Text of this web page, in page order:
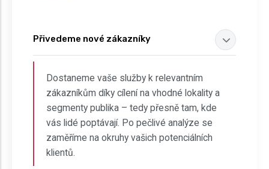
Přivedeme nové zákazníky
Dostaneme vaše služby k relevantním
zákazníkům díky cílení na vhodné lokality a
segmenty publika – tedy přesně tam, kde
vás lidé poptávají. Po pečlivé analýze se
zaměříme na okruhy vašich potenciálních
klientů.